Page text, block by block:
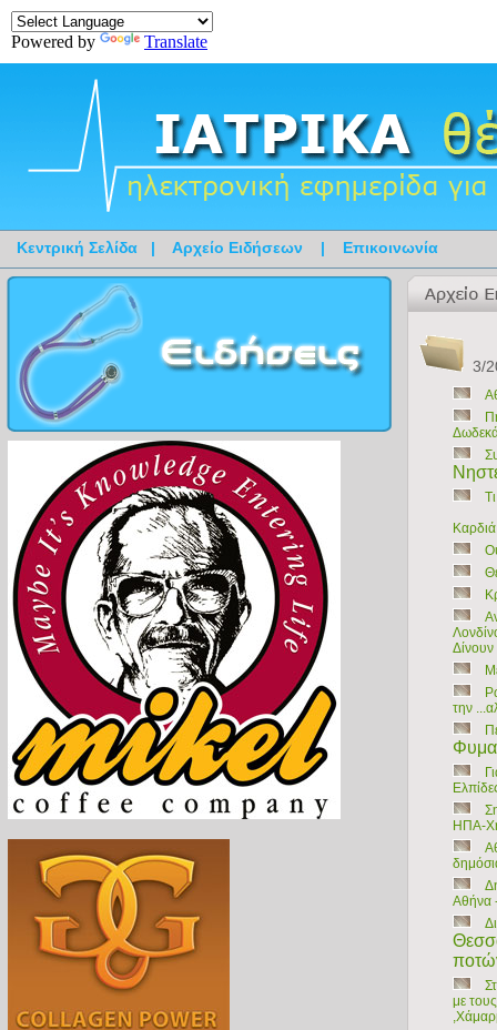
Powered by Translate
Κεντρική Σελίδα | Αρχείο Ειδήσεων | Επικοινωνία
3/
Δίνουν
την
ΗΠΑ-
Αθήνα -
με